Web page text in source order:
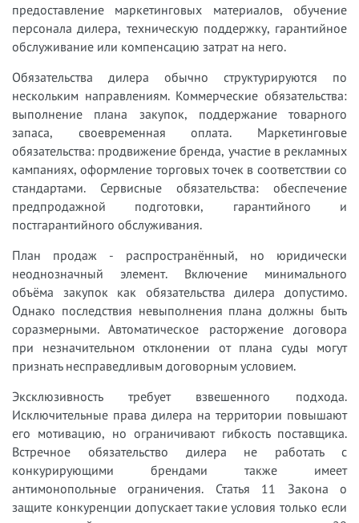
предоставление маркетинговых материалов, обучение
персонала дилера, техническую поддержку, гарантийное
обслуживание или компенсацию затрат на него.
Обязательства дилера обычно структурируются по
нескольким направлениям. Коммерческие обязательства:
выполнение плана закупок, поддержание товарного
запаса, своевременная оплата. Маркетинговые
обязательства: продвижение бренда, участие в рекламных
кампаниях, оформление торговых точек в соответствии со
стандартами. Сервисные обязательства: обеспечение
предпродажной подготовки, гарантийного и
постгарантийного обслуживания.
План продаж - распространённый, но юридически
неоднозначный элемент. Включение минимального
объёма закупок как обязательства дилера допустимо.
Однако последствия невыполнения плана должны быть
соразмерными. Автоматическое расторжение договора
при незначительном отклонении от плана суды могут
признать несправедливым договорным условием.
Эксклюзивность требует взвешенного подхода.
Исключительные права дилера на территории повышают
его мотивацию, но ограничивают гибкость поставщика.
Встречное обязательство дилера не работать с
конкурирующими брендами также имеет
антимонопольные ограничения. Статья 11 Закона о
защите конкуренции допускает такие условия только если